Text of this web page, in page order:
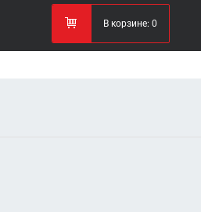
В корзине: 0